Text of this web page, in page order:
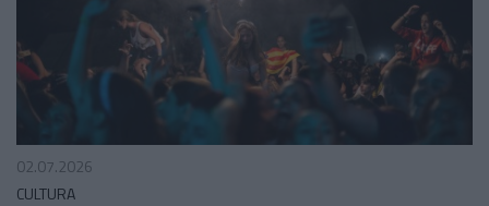
02.07.2026
CULTURA